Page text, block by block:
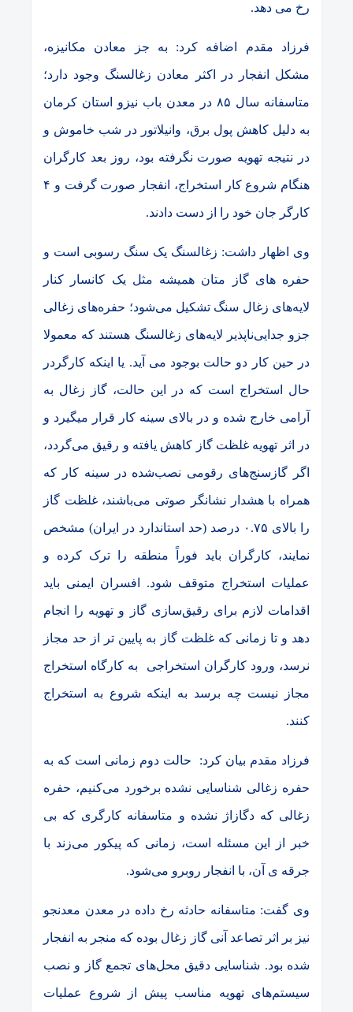
رخ می دهد.
فرزاد مقدم اضافه کرد: به جز معادن مکانیزه،
مشکل انفجار در اکثر معادن زغالسنگ وجود دارد؛
متاسفانه سال ۸۵ در معدن باب نیزو استان کرمان
به دلیل کاهش پول برق، وانیلاتور در شب خاموش و
در نتیجه تهویه صورت نگرفته بود، روز بعد کارگران
هنگام شروع کار استخراج، انفجار صورت گرفت و ۴
کارگر جان خود را از دست دادند.
وی اظهار داشت: زغالسنگ یک سنگ رسوبی است و
حفره های گاز متان همیشه مثل یک کانسار کنار
لایه‌های زغال سنگ تشکیل می‌شود؛ حفره‌های زغالی
جزو جدایی‌ناپذیر لایه‌های زغالسنگ هستند که معمولا
در حین کار دو حالت بوجود می آید. یا اینکه کارگردر
حال استخراج است که در این حالت، گاز زغال به
آرامی خارج شده و در بالای سینه کار قرار میگیرد و
در اثر تهویه غلظت گاز کاهش یافته و رقیق می‌گردد،
اگر گازسنج‌های رقومی نصب‌شده در سینه کار که
همراه با هشدار نشانگر صوتی می‌باشند، غلظت گاز
را بالای ۰.۷۵ درصد (حد استاندارد در ایران) مشخص
نمایند، کارگران باید فوراً منطقه را ترک کرده و
عملیات استخراج متوقف شود. افسران ایمنی باید
اقدامات لازم برای رقیق‌سازی گاز و تهویه را انجام
دهد و تا زمانی که غلظت گاز به پایین تر از حد مجاز
نرسد، ورود کارگران استخراجی به کارگاه استخراج
مجاز نیست چه برسد به اینکه شروع به استخراج
کنند.
فرزاد مقدم بیان کرد: حالت دوم زمانی است که به
حفره زغالی شناسایی نشده برخورد می‌کنیم، حفره
زغالی که دگازاژ نشده و متاسفانه کارگری که بی
خبر از این مسئله است، زمانی که پیکور می‌زند با
جرقه ی آن، با انفجار روبرو می‌شود.
وی گفت: متاسفانه حادثه رخ داده در معدن معدنجو
نیز بر اثر تصاعد آنی گاز زغال بوده که منجر به انفجار
شده بود. شناسایی دقیق محل‌های تجمع گاز و نصب
سیستم‌های تهویه مناسب پیش از شروع عملیات